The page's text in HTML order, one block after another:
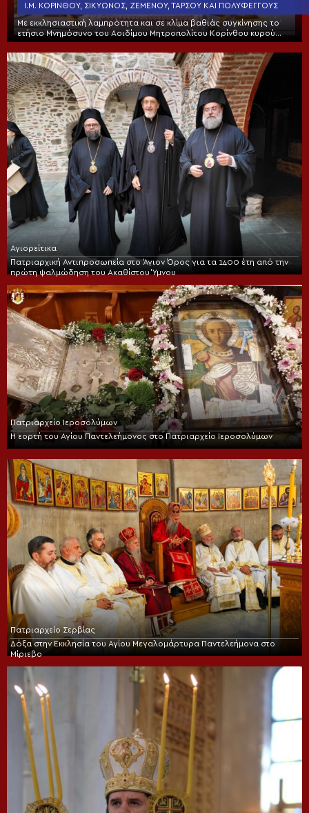
Ι.Μ. ΚΟΡΊΝΘΟΥ, ΣΙΚΥΏΝΟΣ, ΖΕΜΕΝΟΎ, ΤΑΡΣΟΎ ΚΑΙ ΠΟΛΥΦΈΓΓΟΥΣ
Με εκκλησιαστική λαμπρότητα και σε κλίμα βαθιάς συγκίνησης το
ετήσιο Μνημόσυνο του Αοιδίμου Μητροπολίτου Κορίνθου κυρού
Διονυσίου
Αγιορείτικα
Πατριαρχική Αντιπροσωπεία στο Άγιον Όρος για τα 1400 έτη από την
πρώτη ψαλμώδηση του Ακαθίστου Ύμνου
Πατριαρχείο Ιεροσολύμων
Η εορτή του Αγίου Παντελεήμονος στο Πατριαρχείο Ιεροσολύμων
Πατριαρχείο Σερβίας
Δόξα στην Εκκλησία του Αγίου Μεγαλομάρτυρα Παντελεήμονα στο
Μίριεβο